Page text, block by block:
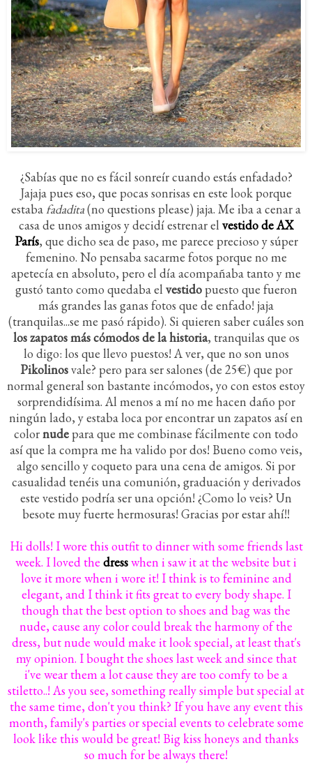
¿Sabías que no es fácil sonreír cuando estás enfadado?
Jajaja pues eso, que pocas sonrisas en este look porque
estabafadadita(no questions please) jaja. Me iba a cenar a
casa de unos amigos y decidí estrenar el vestido de AX
París, que dicho sea de paso, me parece precioso y súper
femenino. No pensaba sacarme fotos porque no me
apetecía en absoluto, pero el día acompañaba tanto y me
gustó tanto como quedaba el vestidopuesto que fueron
más grandes las ganas fotos que de enfado! jaja
(tranquilas...se me pasó rápido). Si quieren saber cuáles son
los zapatos más cómodos de la historia, tranquilas que os
lo digo: los que llevo puestos! A ver, que no son unos
Pikolinosvale? pero para ser salones (de 25€) que por
normal general son bastante incómodos, yo con estos estoy
sorprendidísima. Al menos a mí no me hacen daño por
ningún lado, y estaba loca por encontrar un zapatos así en
colornudepara que me combinase fácilmente con todo
así que la compra me ha valido por dos! Bueno como veis,
algo sencillo y coqueto para una cena de amigos. Si por
casualidad tenéis una comunión, graduación y derivados
este vestido podría ser una opción! ¿Como lo veis? Un
besote muy fuerte hermosuras! Gracias por estar ahí!!
Hi dolls! I wore this outfit to dinner with some friends last
week. I loved the dresswhen i saw it at the website but i
love it more when i wore it! I think is to feminine and
elegant, and I think it fits great to every body shape. I
though that the best option to shoes and bag was the
nude, cause any color could break the harmony of the
dress, but nude would make it look special, at least that's
my opinion. I bought the shoes last week and since that
i've wear them a lot cause they are too comfy to be a
stiletto..! As you see, something really simple but special at
the same time, don't you think? If you have any event this
month, family's parties or special events to celebrate some
look like this would be great! Big kiss honeys and thanks
so much for be always there!